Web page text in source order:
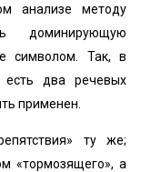
анализе методу
доминирующую
символом. Так, в
есть два речевых
применен.
ту же;
«тормозящего», а